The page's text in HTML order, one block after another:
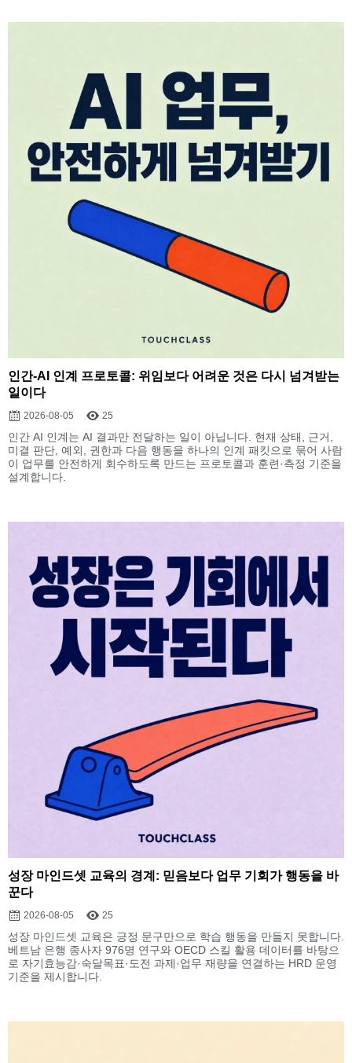
인간-AI 인계 프로토콜: 위임보다 어려운 것은 다시 넘겨받는
일이다
2026-08-05 25
인간 AI 인계는 AI 결과만 전달하는 일이 아닙니다. 현재 상태, 근거,
미결 판단, 예외, 권한과 다음 행동을 하나의 인계 패킷으로 묶어 사람
이 업무를 안전하게 회수하도록 만드는 프로토콜과 훈련·측정 기준을
설계합니다.
성장 마인드셋 교육의 경계: 믿음보다 업무 기회가 행동을 바
꾼다
2026-08-05 25
성장 마인드셋 교육은 긍정 문구만으로 학습 행동을 만들지 못합니다.
베트남 은행 종사자 976명 연구와 OECD 스킬 활용 데이터를 바탕으
로 자기효능감·숙달목표·도전 과제·업무 재량을 연결하는 HRD 운영
기준을 제시합니다.